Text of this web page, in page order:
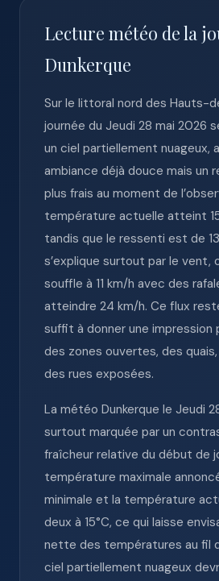
Lecture météo de la
Dunkerque
Sur le littoral nord des Hauts-
journée du Jeudi 28 mai 2026
un ciel partiellement nuageux,
ambiance déjà douce mais un
plus frais au moment de
température actuelle atteint
tandis que le ressenti est de
s’explique surtout par le vent,
souffle à 11 km/h avec des
atteindre 24 km/h. Ce flux
suffit à donner une impression
des zones ouvertes, des
des rues exposées.
La météo Dunkerque le Jeudi
surtout marquée par un
fraîcheur relative du début de
température maximale
minimale et la température
deux à 15°C, ce qui laisse
nette des températures au fil
ciel partiellement nuageux